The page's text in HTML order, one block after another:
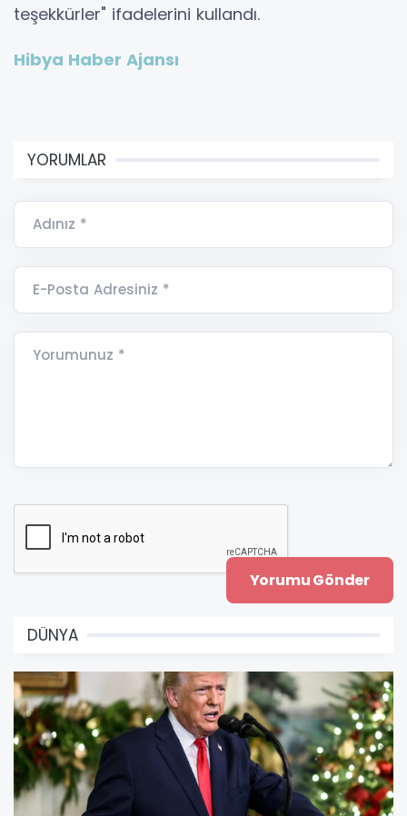
teşekkürler" ifadelerini kullandı.
Hibya Haber Ajansı
YORUMLAR
Adınız *
E-Posta Adresiniz *
Yorumunuz *
DÜNYA